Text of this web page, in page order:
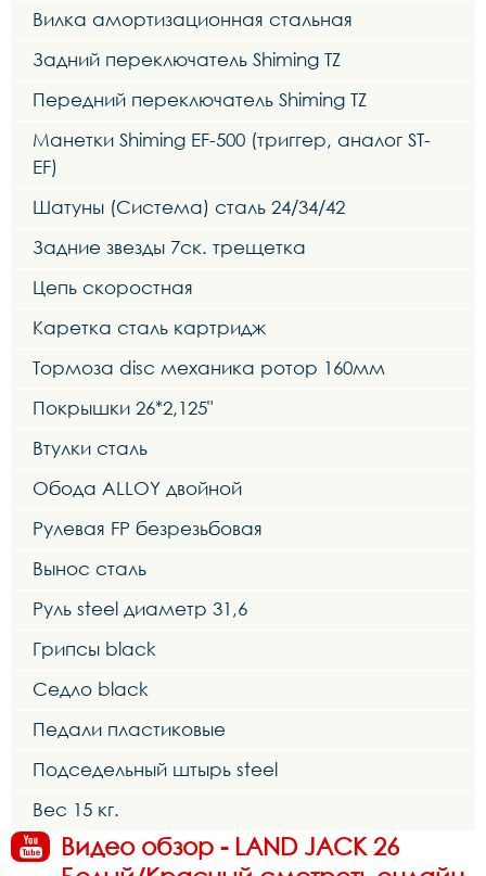
Вилка амортизационная стальная
Задний переключатель Shiming TZ
Передний переключатель Shiming TZ
Манетки Shiming EF-500 (триггер, аналог ST-
EF)
Шатуны (Система) сталь 24/34/42
Задние звезды 7ск. трещетка
Цепь скоростная
Каретка сталь картридж
Тормоза disc механика ротор 160мм
Покрышки 26*2,125"
Втулки сталь
Обода ALLOY двойной
Рулевая FP безрезьбовая
Вынос сталь
Руль steel диаметр 31,6
Грипсы black
Седло black
Педали пластиковые
Подседельный штырь steel
Вес 15 кг.
Видео обзор - LAND JACK 26